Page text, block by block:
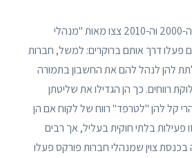
: בשנות ה-2000 וה-2010 צצו מאות "מנהלי
פעלו דרך אותם ברוקרים: למשל, חברות
להן לנהל להם את החשבון בתמורה
רווחים. כך הן הגדילו את שליטתן
קל להן "לטרפד" רווח של לקוח אם הן
פעילות בלתי חוקית בעליל, אך רבים
בכנסת צוין שמנהלי חברות פורקס פעלו